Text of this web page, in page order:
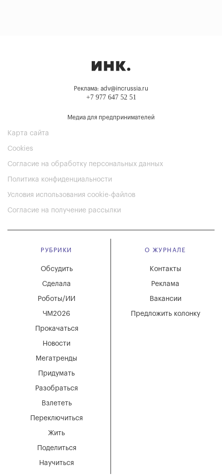
Реклама: adv@incrussia.ru
+7 977 647 52 51
Медиа для предпринимателей
Карта сайта
Cookies
Согласие на обработку персональных данных
Политика конфиденциальности
Условия использования cookie-файлов
Согласие на получение рассылки
РУБРИКИ
Мегатренды
Придумать
Разобраться
Взлететь
Новости
Переключиться
Жить
Поделиться
Научиться
Обсудить
Сделала
Роботы/ИИ
ЧМ2026
Прокачаться
О ЖУРНАЛЕ
Вакансии
Реклама
Контакты
Предложить колонку